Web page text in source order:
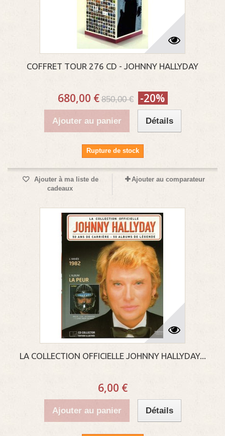
COFFRET TOUR 276 CD - JOHNNY HALLYDAY
680,00 € 850,00 € -20%
Ajouter au panier Détails
Rupture de stock
Ajouter à ma liste de
cadeaux
Ajouter au comparateur
LA COLLECTION OFFICIELLE JOHNNY HALLYDAY...
6,00 €
Ajouter au panier Détails